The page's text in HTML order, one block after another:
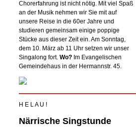
Chorerfahrung ist nicht nötig. Mit viel Spaß
an der Musik nehmen wir Sie mit auf
unsere Reise in die 60er Jahre und
studieren gemeinsam einige poppige
Stücke aus dieser Zeit ein. Am Sonntag,
dem 10. März ab 11 Uhr setzen wir unser
Singalong fort. Wo? Im Evangelischen
Gemeindehaus in der Hermannstr. 45.
H E L A U !
Närrische Singstunde